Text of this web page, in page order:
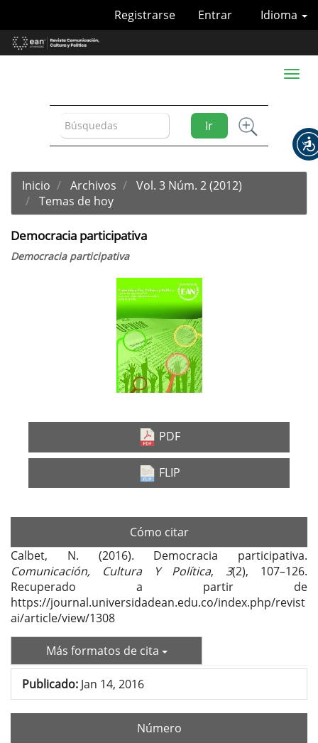
Contenido
principal
Idioma
Registrarse Entrar
Ir
Toggle
Inicio Archivos
Vol. 3 Núm. 2 (2012)
Temas de hoy
Democracia participativa
Democracia participativa
PDF
FLIP
Cómo citar
Calbet, N. (2016). Democracia participativa.
Comunicación, Cultura Y Política, 3(2), 107–126.
Recuperado a partir de
https://journal.universidadean.edu.co/index.php/revist
ai/article/view/1308
Más formatos de cita
Publicado: Jan 14, 2016
Número